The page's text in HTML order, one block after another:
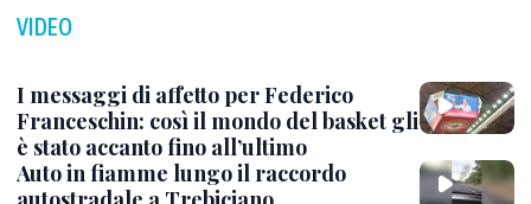
VIDEO
I messaggi di affetto per Federico
Franceschin: così il mondo del basket gli
è stato accanto fino all’ultimo
Auto in fiamme lungo il raccordo